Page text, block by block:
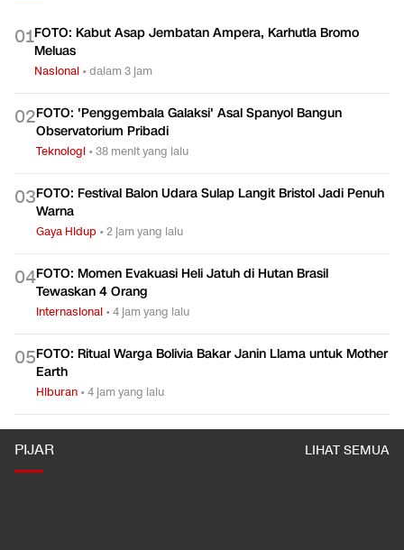
01FOTO: Kabut Asap Jembatan Ampera, Karhutla Bromo
Meluas
Nasional •dalam 3 jam
02FOTO: 'Penggembala Galaksi' Asal Spanyol Bangun
Observatorium Pribadi
Teknologi •38 menit yang lalu
03FOTO: Festival Balon Udara Sulap Langit Bristol Jadi Penuh
Warna
Gaya Hidup •2 jam yang lalu
04FOTO: Momen Evakuasi Heli Jatuh di Hutan Brasil
Tewaskan 4 Orang
Internasional •4 jam yang lalu
05FOTO: Ritual Warga Bolivia Bakar Janin Llama untuk Mother
Earth
Hiburan •4 jam yang lalu
PIJAR LIHAT SEMUA